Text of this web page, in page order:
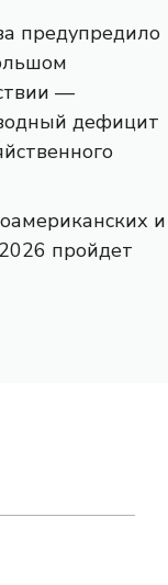
предупредило
—
дефицит
и
пройдет